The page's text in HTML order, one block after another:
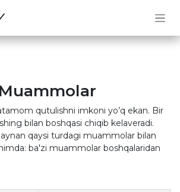
Muammolar
qutulishni imkoni yo’q ekan. Bir
bilan boshqasi chiqib kelaveradi.
qaysi turdagi muammolar bilan
ba'zi muammolar boshqalaridan